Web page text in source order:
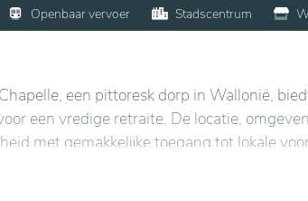
Openbaar vervoer Stadscentrum
een pittoresk dorp in Wallonië,
een vredige retraite. De locatie,
met gemakkelijke toegang tot lokale
met persoonlijke diensten die voldoen